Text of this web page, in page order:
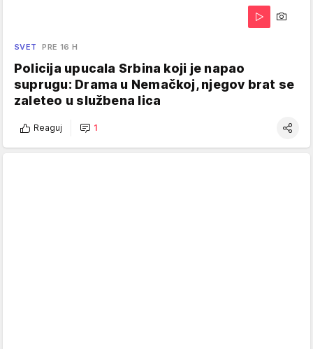
SVET PRE 16 H
Policija upucala Srbina koji je napao
suprugu: Drama u Nemačkoj, njegov brat se
zaleteo u službena lica
Reaguj 1